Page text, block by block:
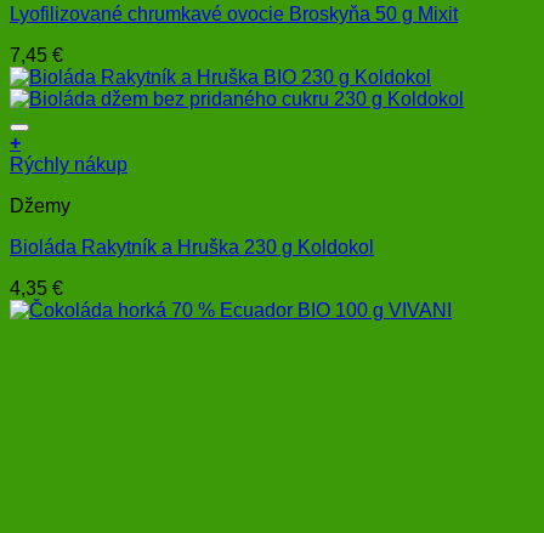
Lyofilizované chrumkavé ovocie Broskyňa 50 g Mixit
7,45 €
+
Rýchly nákup
Džemy
Bioláda Rakytník a Hruška 230 g Koldokol
4,35 €